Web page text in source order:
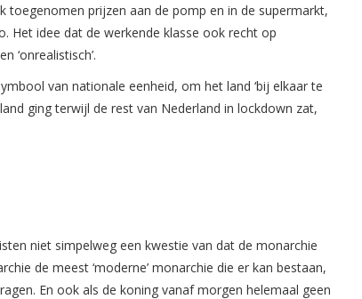
toegenomen prijzen aan de pomp en in de supermarkt,
Het idee dat de werkende klasse ook recht op
‘onrealistisch’.
van nationale eenheid, om het land ‘bij elkaar te
ging terwijl de rest van Nederland in lockdown zat,
niet simpelweg een kwestie van dat de monarchie
de meest ‘moderne’ monarchie die er kan bestaan,
En ook als de koning vanaf morgen helemaal geen